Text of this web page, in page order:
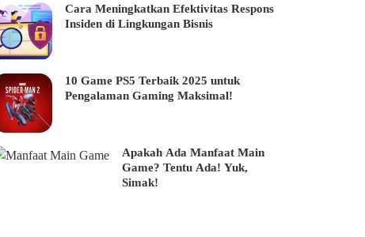
Cara Meningkatkan Efektivitas Respons
Insiden di Lingkungan Bisnis
10 Game PS5 Terbaik 2025 untuk
Pengalaman Gaming Maksimal!
Apakah Ada Manfaat Main
Game? Tentu Ada! Yuk,
Simak!